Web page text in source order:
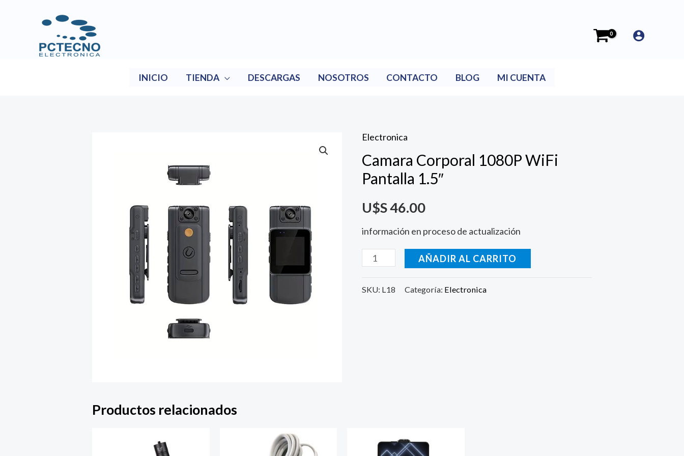
contenido
INICIO TIENDA DESCARGAS NOSOTROS CONTACTO BLOG MI CUENTA
Electronica
Camara Corporal 1080P WiFi
Pantalla 1.5″
U$S46.00
información en proceso de actualización
Camara
Corporal
1080P
Pantalla
AÑADIR AL CARRITO
SKU: L18 Categoría: Electronica
Productos relacionados